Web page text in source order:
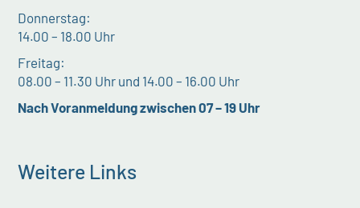
Donnerstag:
14.00 – 18.00 Uhr
Freitag:
08.00 – 11.30 Uhr und 14.00 – 16.00 Uhr
Nach Voranmeldung zwischen 07 – 19 Uhr
Weitere Links